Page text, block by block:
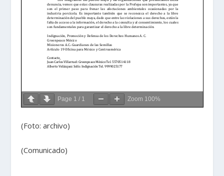
Page 1 / 1 Zoom 100%
(Foto: archivo)
(Comunicado)